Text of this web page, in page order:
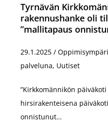
Tyrnävän
rakennushanke oli
”mallitapaus
29.1.2025 /
palveluna, Uutiset
”Kirkkomännikön
hirsirakenteisena
onnistunut…